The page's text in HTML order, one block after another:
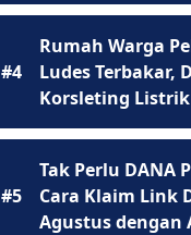
#4
Rumah Warga
Ludes Terbakar,
Korsleting Listrik
#5
Tak Perlu DANA
Cara Klaim Link
Agustus dengan